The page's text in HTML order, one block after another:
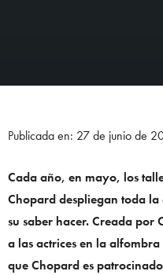
Publicada en: 27 de junio de
Cada año, en mayo, los
Chopard despliegan toda
su saber hacer. Creada por
a las actrices en la
que Chopard es